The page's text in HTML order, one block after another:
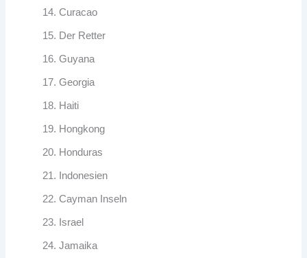
Curacao
Der Retter
Guyana
Georgia
Haiti
Hongkong
Honduras
Indonesien
Cayman Inseln
Israel
Jamaika